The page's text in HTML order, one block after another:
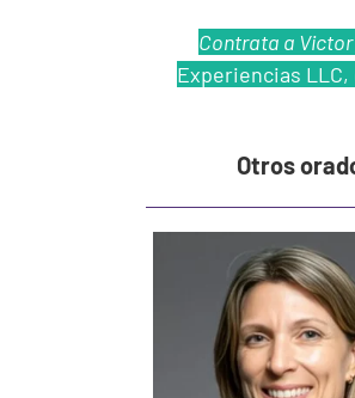
Contrata a
Experiencias
Otros